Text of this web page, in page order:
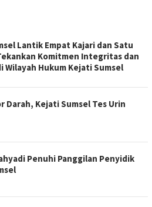
Lantik Empat Kajari dan Satu
Komitmen Integritas dan
Wilayah Hukum Kejati Sumsel
Darah, Kejati Sumsel Tes Urin
Penuhi Panggilan Penyidik